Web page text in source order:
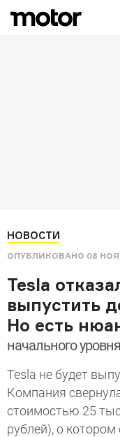
НОВОСТИ
ОПУБЛИКОВАНО 08
Tesla
выпустить
Но есть
начального
Tesla не будет
Компания
стоимостью 25
рублей), о